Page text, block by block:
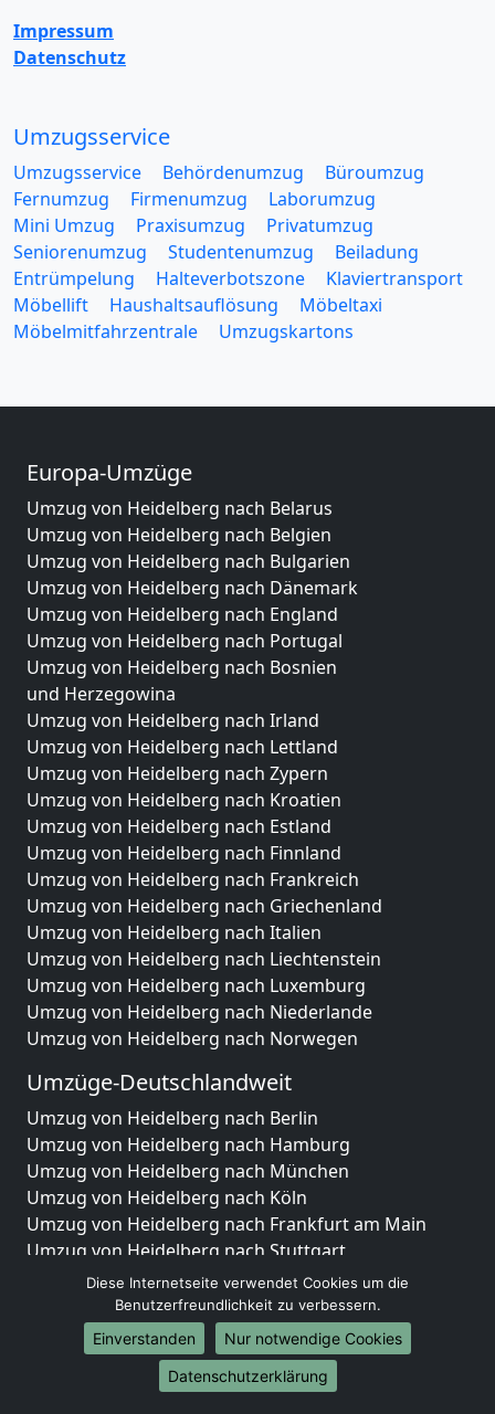
Impressum
Datenschutz
Umzugsservice
Umzugsservice Behördenumzug
Büroumzug
Fernumzug
Firmenumzug
Laborumzug
Mini Umzug
Praxisumzug
Privatumzug
Seniorenumzug
Studentenumzug
Beiladung
Entrümpelung
Halteverbotszone
Klaviertransport
Möbellift
Haushaltsauflösung
Möbeltaxi
Möbelmitfahrzentrale
Umzugskartons
Europa-Umzüge
Umzug von Heidelberg nach Belarus
Umzug von Heidelberg nach Belgien
Umzug von Heidelberg nach Bulgarien
Umzug von Heidelberg nach Dänemark
Umzug von Heidelberg nach England
Umzug von Heidelberg nach Portugal
Umzug von Heidelberg nach Bosnien
und Herzegowina
Umzug von Heidelberg nach Irland
Umzug von Heidelberg nach Lettland
Umzug von Heidelberg nach Zypern
Umzug von Heidelberg nach Kroatien
Umzug von Heidelberg nach Estland
Umzug von Heidelberg nach Finnland
Umzug von Heidelberg nach Frankreich
Umzug von Heidelberg nach Griechenland
Umzug von Heidelberg nach Italien
Umzug von Heidelberg nach Liechtenstein
Umzug von Heidelberg nach Luxemburg
Umzug von Heidelberg nach Niederlande
Umzug von Heidelberg nach Norwegen
Umzüge-Deutschlandweit
Umzug von Heidelberg nach Berlin
Umzug von Heidelberg nach Hamburg
Umzug von Heidelberg nach München
Umzug von Heidelberg nach Köln
Umzug von Heidelberg nach Frankfurt am Main
Umzug von Heidelberg nach Stuttgart
Umzug von Heidelberg nach Düsseldorf
Umzug von Heidelberg nach Leipzig
Umzug von Heidelberg nach Dortmund
Umzug von Heidelberg nach Essen
Umzug von Heidelberg nach Bremen
Diese Internetseite verwendet Cookies um die
Benutzerfreundlichkeit zu verbessern.
Einverstanden
Nur notwendige Cookies
Datenschutzerklärung